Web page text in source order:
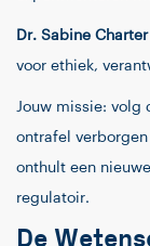
Dr. Sabine Charter
voor ethiek,
Jouw missie: volg
ontrafel verborgen
onthult een
regulatoir.
De